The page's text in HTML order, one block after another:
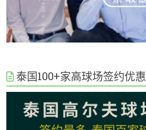
泰国100+家高球场签约优惠